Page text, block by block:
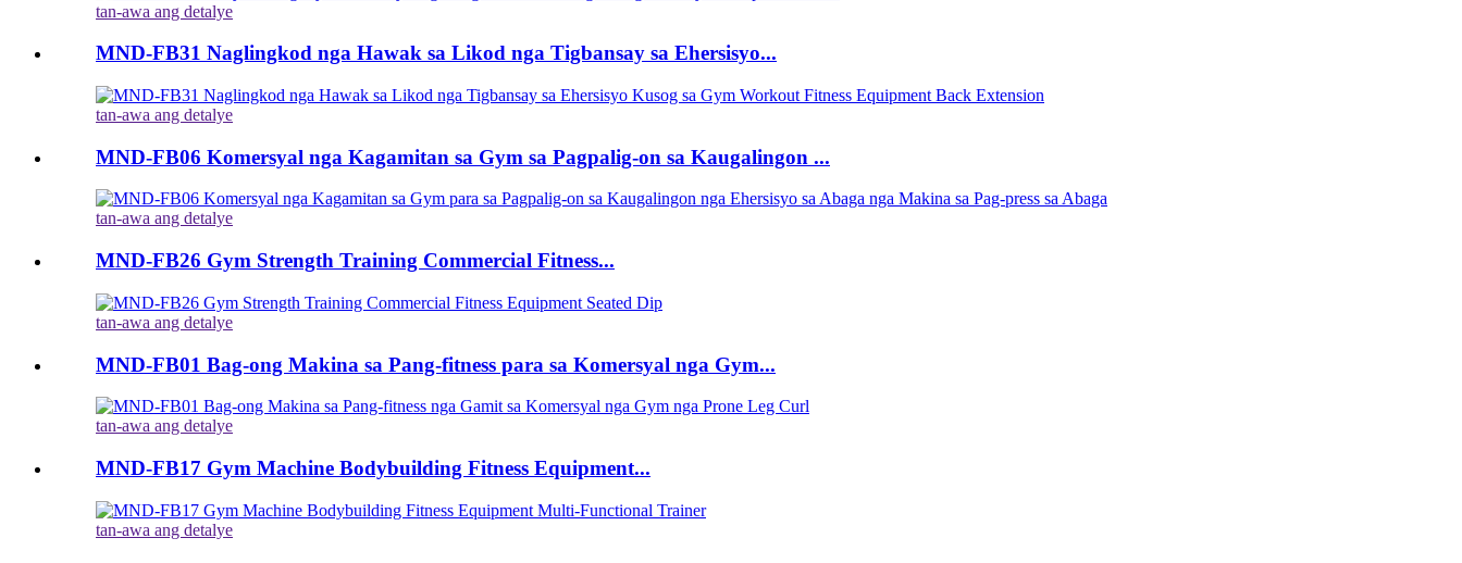
tan-awa ang detalye
MND-FB31 Naglingkod nga Hawak sa Likod nga Tigbansay sa Ehersisyo...
tan-awa ang detalye
MND-FB06 Komersyal nga Kagamitan sa Gym sa Pagpalig-on sa Kaugalingon ...
tan-awa ang detalye
MND-FB26 Gym Strength Training Commercial Fitness...
tan-awa ang detalye
MND-FB01 Bag-ong Makina sa Pang-fitness para sa Komersyal nga Gym...
tan-awa ang detalye
MND-FB17 Gym Machine Bodybuilding Fitness Equipment...
tan-awa ang detalye